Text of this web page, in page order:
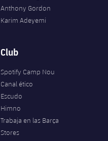
Anthony Gordon
Karim Adeyemi
Club
Spotify Camp Nou
Canal ético
Escudo
Himno
Trabaja en las Barça
Stores